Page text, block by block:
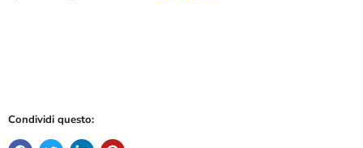
Condividi questo: